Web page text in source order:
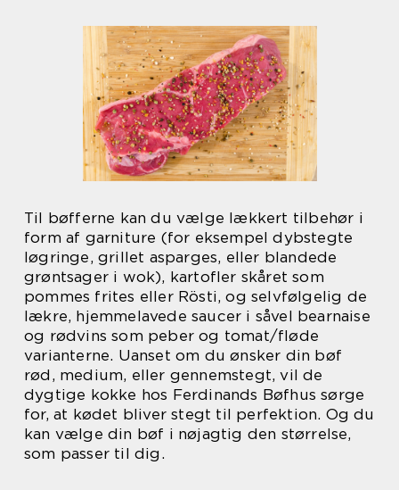
Til bøfferne kan du vælge lækkert tilbehør i
form af garniture (for eksempel dybstegte
løgringe, grillet asparges, eller blandede
grøntsager i wok), kartofler skåret som
pommes frites eller Rösti, og selvfølgelig de
lækre, hjemmelavede saucer i såvel bearnaise
og rødvins som peber og tomat/fløde
varianterne. Uanset om du ønsker din bøf
rød, medium, eller gennemstegt, vil de
dygtige kokke hos Ferdinands Bøfhus sørge
for, at kødet bliver stegt til perfektion. Og du
kan vælge din bøf i nøjagtig den størrelse,
som passer til dig.